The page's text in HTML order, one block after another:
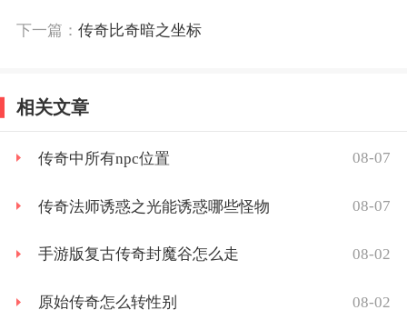
下一篇： 传奇比奇暗之坐标
相关文章
传奇中所有npc位置 08-07
传奇法师诱惑之光能诱惑哪些怪物 08-07
手游版复古传奇封魔谷怎么走 08-02
原始传奇怎么转性别 08-02